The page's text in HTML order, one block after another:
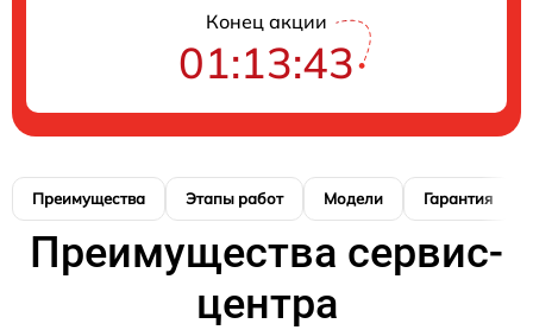
Конец акции
01:13:42
Преимущества Этапы работ Модели Гарантия
Преимущества сервис-
центра